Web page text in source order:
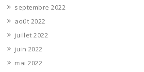
septembre 2022
août 2022
juillet 2022
juin 2022
mai 2022